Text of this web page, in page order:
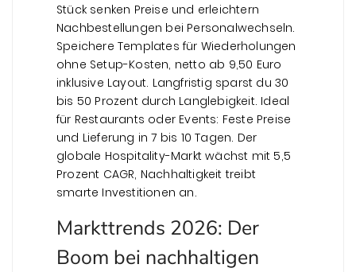
Stück senken Preise und erleichtern
Nachbestellungen bei Personalwechseln.
Speichere Templates für Wiederholungen
ohne Setup-Kosten, netto ab 9,50 Euro
inklusive Layout. Langfristig sparst du 30
bis 50 Prozent durch Langlebigkeit. Ideal
für Restaurants oder Events: Feste Preise
und Lieferung in 7 bis 10 Tagen. Der
globale Hospitality-Markt wächst mit 5,5
Prozent CAGR, Nachhaltigkeit treibt
smarte Investitionen an.
Markttrends 2026: Der
Boom bei nachhaltigen